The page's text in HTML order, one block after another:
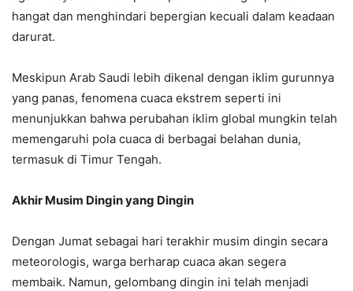
hangat dan menghindari bepergian kecuali dalam keadaan
darurat.
Meskipun Arab Saudi lebih dikenal dengan iklim gurunnya
yang panas, fenomena cuaca ekstrem seperti ini
menunjukkan bahwa perubahan iklim global mungkin telah
memengaruhi pola cuaca di berbagai belahan dunia,
termasuk di Timur Tengah.
Akhir Musim Dingin yang Dingin
Dengan Jumat sebagai hari terakhir musim dingin secara
meteorologis, warga berharap cuaca akan segera
membaik. Namun, gelombang dingin ini telah menjadi